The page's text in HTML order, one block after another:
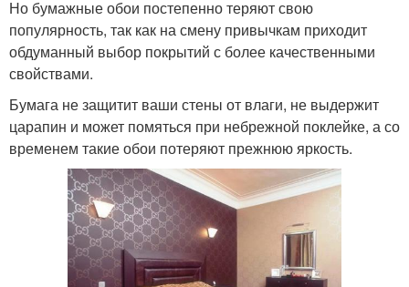
Но бумажные обои постепенно теряют свою
популярность, так как на смену привычкам приходит
обдуманный выбор покрытий с более качественными
свойствами.
Бумага не защитит ваши стены от влаги, не выдержит
царапин и может помяться при небрежной поклейке, а со
временем такие обои потеряют прежнюю яркость.